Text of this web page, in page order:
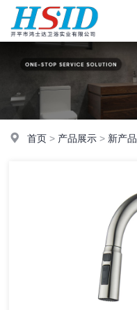
首页 > 产品展示 > 新产品